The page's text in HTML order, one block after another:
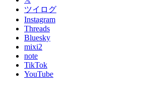
ツイログ
Instagram
Threads
Bluesky
mixi2
note
TikTok
YouTube